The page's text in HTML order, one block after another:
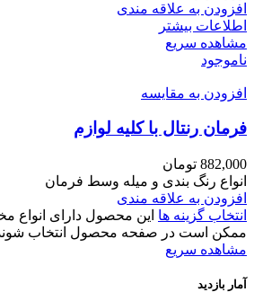
افزودن به علاقه مندی
اطلاعات بیشتر
مشاهده سریع
ناموجود
افزودن به مقایسه
فرمان رنتال با کلیه لوازم
882,000 تومان
انواع رنگ بندی و میله وسط فرمان
افزودن به علاقه مندی
انتخاب گزینه ها این محصول دارای انواع
ممکن است در صفحه محصول انتخاب
مشاهده سریع
آمار بازدید